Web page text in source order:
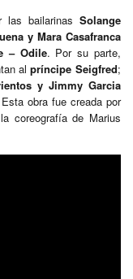
las bailarinas Solange
y Mara Casafranca
– Odile. Por su parte,
alpríncipe Seigfred;
y Jimmy Garcia
obra fue creada por
coreografía de Marius